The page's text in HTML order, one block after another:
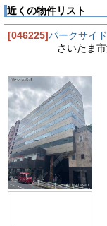
近くの物件リスト
[046225]パークサイ
さいたま